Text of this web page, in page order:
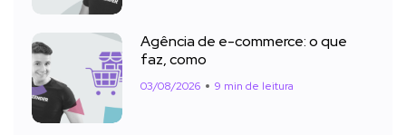
Agência de e-commerce: o que
faz, como
03/08/2026 9 min de leitura